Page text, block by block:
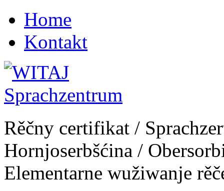
Home
Kontakt
Rěčny certifikat /
Hornjoserbšćina /
Elementarne wužiwanje